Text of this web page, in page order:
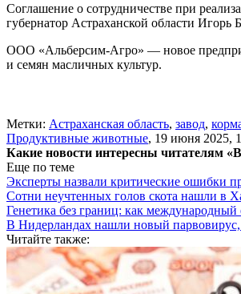
Соглашение о сотрудничестве при
губернатор Астраханской области
ООО «Альберсим-Агро» — новое
и семян масличных культур.
Метки: Астраханская область, завод,
Продуктивные животные, 19 июня 2025,
Какие новости интересны читателям
Еще по теме
Эксперты назвали критические ошибки
Сотни неучтенных голов скота нашли в
Генетика без границ: как
В Нидерландах нашли новый
Читайте также: